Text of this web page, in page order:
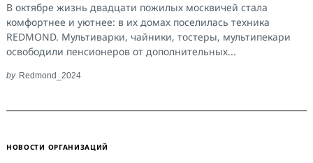
В октябре жизнь двадцати пожилых москвичей стала
комфортнее и уютнее: в их домах поселилась техника
REDMOND. Мультиварки, чайники, тостеры, мультипекари
освободили пенсионеров от дополнительных...
by Redmond_2024
НОВОСТИ ОРГАНИЗАЦИЙ